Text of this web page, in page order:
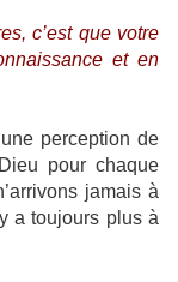
c’est que votre
et en
perception de
pour chaque
jamais à
a toujours plus à